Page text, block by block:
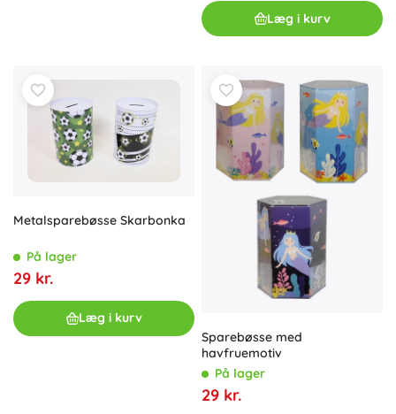
Læg i kurv
Metalsparebøsse Skarbonka
På lager
29 kr.
Læg i kurv
Sparebøsse med
havfruemotiv
På lager
29 kr.